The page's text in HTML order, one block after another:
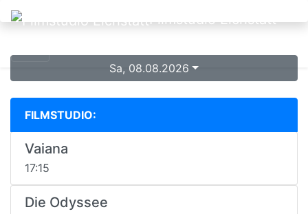
Filmstudio Eichstätt
Sa, 08.08.2026
FILMSTUDIO:
Vaiana
17:15
Die Odyssee